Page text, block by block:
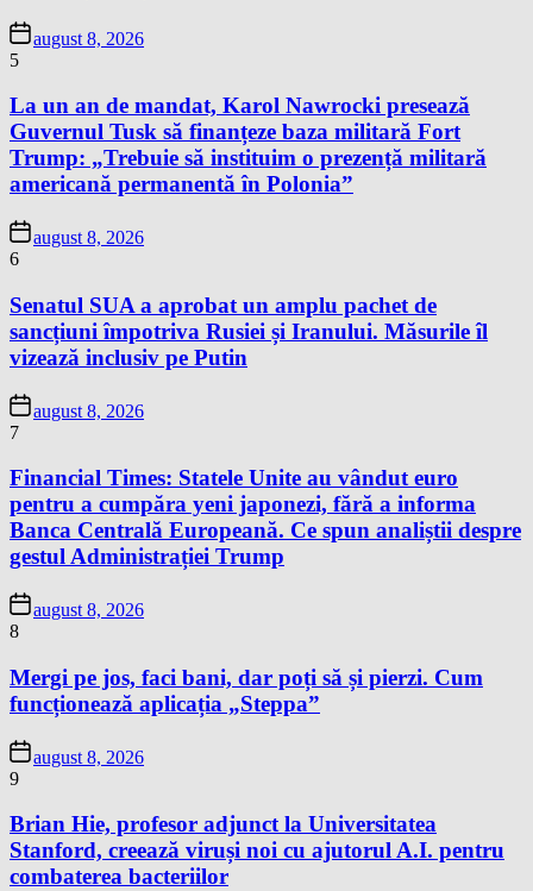
august 8, 2026
5
La un an de mandat, Karol Nawrocki presează
Guvernul Tusk să finanțeze baza militară Fort
Trump: „Trebuie să instituim o prezență militară
americană permanentă în Polonia”
august 8, 2026
6
Senatul SUA a aprobat un amplu pachet de
sancțiuni împotriva Rusiei și Iranului. Măsurile îl
vizează inclusiv pe Putin
august 8, 2026
7
Financial Times: Statele Unite au vândut euro
pentru a cumpăra yeni japonezi, fără a informa
Banca Centrală Europeană. Ce spun analiștii despre
gestul Administrației Trump
august 8, 2026
8
Mergi pe jos, faci bani, dar poți să și pierzi. Cum
funcționează aplicația „Steppa”
august 8, 2026
9
Brian Hie, profesor adjunct la Universitatea
Stanford, creează viruși noi cu ajutorul A.I. pentru
combaterea bacteriilor